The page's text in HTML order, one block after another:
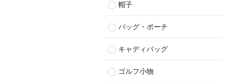
帽子
バッグ・ポーチ
キャディバッグ
ゴルフ小物